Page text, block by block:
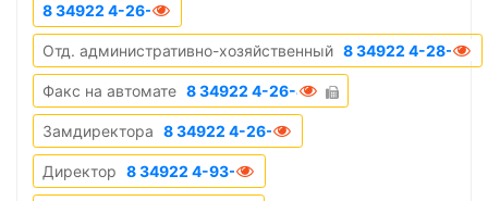
8 34922 4-26-38
Отд. административно-хозяйственный 8 34922 4-28-65
Факс на автомате 8 34922 4-26-48
Замдиректора 8 34922 4-26-53
Директор 8 34922 4-93-26